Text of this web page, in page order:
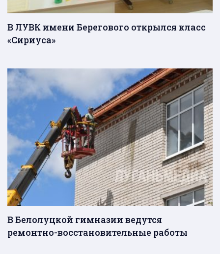
В ЛУВК имени Берегового открылся класс
«Сириуса»
В Белолуцкой гимназии ведутся
ремонтно-восстановительные работы